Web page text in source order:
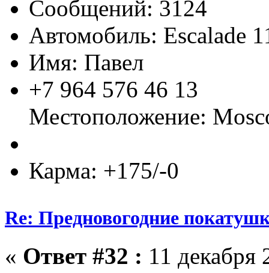
Сообщений: 3124
Автомобиль: Escalade
Имя: Павел
+7 964 576 46 13
Местоположение:
Карма: +175/-0
Re: Предновогодние
« Ответ #32 : 11 декабря